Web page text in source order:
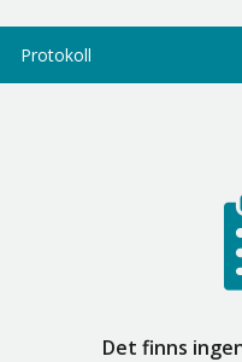
Protokoll
Det finns